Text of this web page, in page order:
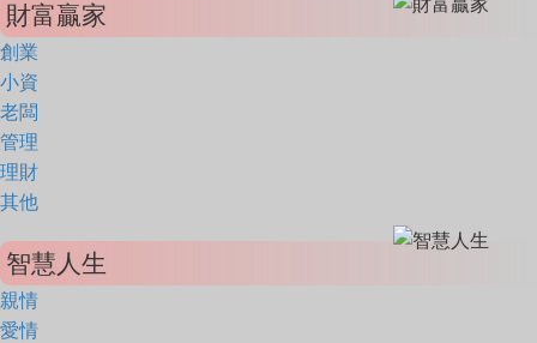
財富贏家
創業
小資
老闆
管理
理財
其他
智慧人生
親情
愛情